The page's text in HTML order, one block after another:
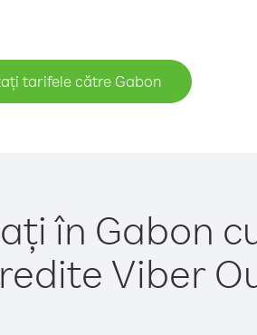
tarifele către Gabon
în Gabon
Viber